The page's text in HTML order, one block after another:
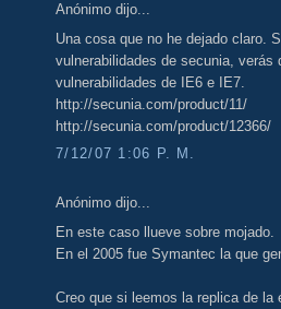
Anónimo dijo...
Una cosa que no he dejado claro.
vulnerabilidades de secunia, verás
vulnerabilidades de IE6 e IE7.
http://secunia.com/product/11/
http://secunia.com/product/12366/
7/12/07 1:06 P. M.
Anónimo dijo...
En este caso llueve sobre mojado.
En el 2005 fue Symantec la que
Creo que si leemos la replica de la